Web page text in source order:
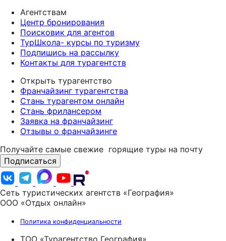
Агентствам
Центр бронирования
Поисковик для агентов
ТурШкола- курсы по туризму
Подпишись на рассылку
Контакты для турагентств
Открыть турагентство
Франчайзинг турагентства
Стань турагентом онлайн
Стань фрилансером
Заявка на франчайзинг
Отзывы о франчайзинге
Получайте самые свежие горящие туры на почту
Подписаться
Сеть туристических агентств «География»
ООО «Отдых онлайн»
Политика конфиденциальности